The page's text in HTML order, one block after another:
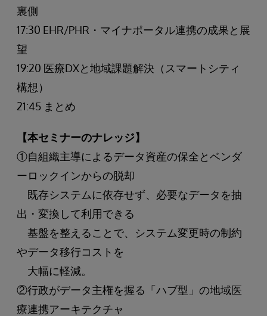
裏側
17:30 EHR/PHR・マイナポータル連携の成果と展
望
19:20 医療DXと地域課題解決（スマートシティ
構想）
21:45 まとめ
【本セミナーのナレッジ】
①自組織主導によるデータ資産の保全とベンダ
ーロックインからの脱却
既存システムに依存せず、必要なデータを抽
出・変換して利用できる
基盤を整えることで、システム変更時の制約
やデータ移行コストを
大幅に軽減。
②行政がデータ主権を握る「ハブ型」の地域医
療連携アーキテクチャ